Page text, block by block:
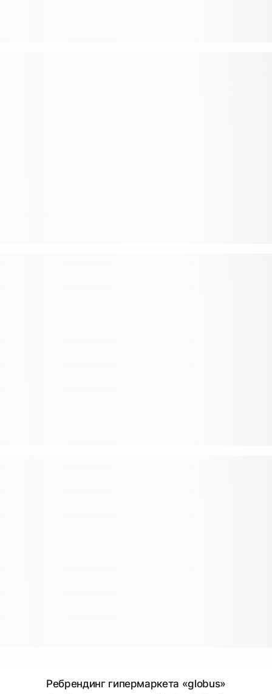
Ребрендинг гипермаркета «globus»